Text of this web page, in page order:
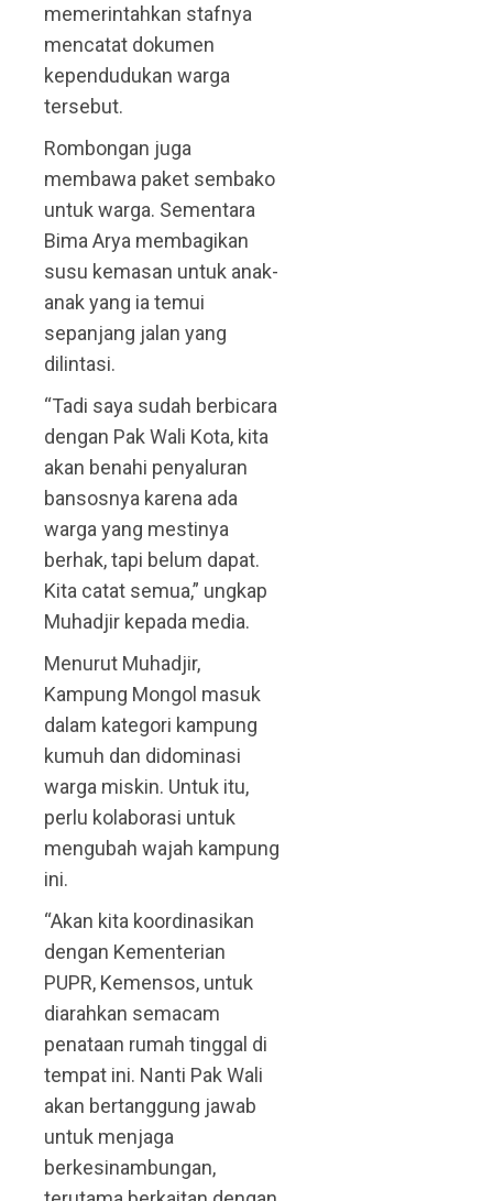
memerintahkan stafnya
mencatat dokumen
kependudukan warga
tersebut.
Rombongan juga
membawa paket sembako
untuk warga. Sementara
Bima Arya membagikan
susu kemasan untuk anak-
anak yang ia temui
sepanjang jalan yang
dilintasi.
“Tadi saya sudah berbicara
dengan Pak Wali Kota, kita
akan benahi penyaluran
bansosnya karena ada
warga yang mestinya
berhak, tapi belum dapat.
Kita catat semua,” ungkap
Muhadjir kepada media.
Menurut Muhadjir,
Kampung Mongol masuk
dalam kategori kampung
kumuh dan didominasi
warga miskin. Untuk itu,
perlu kolaborasi untuk
mengubah wajah kampung
ini.
“Akan kita koordinasikan
dengan Kementerian
PUPR, Kemensos, untuk
diarahkan semacam
penataan rumah tinggal di
tempat ini. Nanti Pak Wali
akan bertanggung jawab
untuk menjaga
berkesinambungan,